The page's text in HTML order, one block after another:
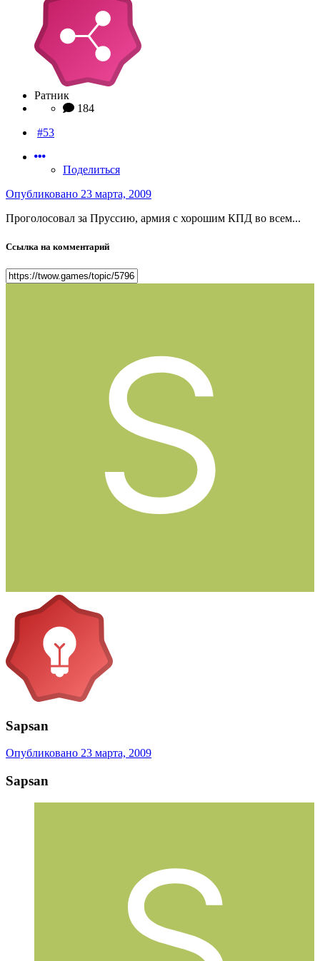
Ратник
184
#53
Поделиться
Опубликовано 23 марта, 2009
Проголосовал за Пруссию, армия с хорошим КПД во всем...
Ссылка на комментарий
Sapsan
Опубликовано 23 марта, 2009
Sapsan